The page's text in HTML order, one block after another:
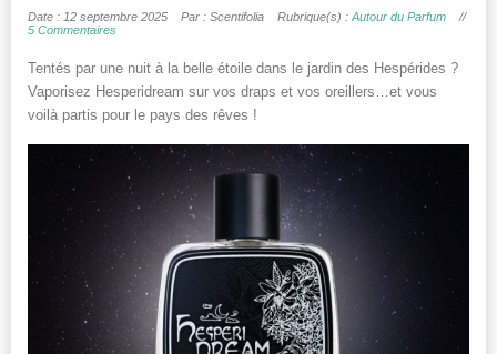
Date : 12 septembre 2025 Par : Scentifolia Rubrique(s) : Autour du Parfum
//
5 Commentaires
Tentés par une nuit à la belle étoile dans le jardin des Hespérides ?
Vaporisez Hesperidream sur vos draps et vos oreillers…et vous
voilà partis pour le pays des rêves !